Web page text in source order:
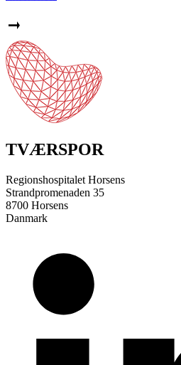
TVÆRSPOR
Regionshospitalet Horsens
Strandpromenaden 35
8700 Horsens
Danmark